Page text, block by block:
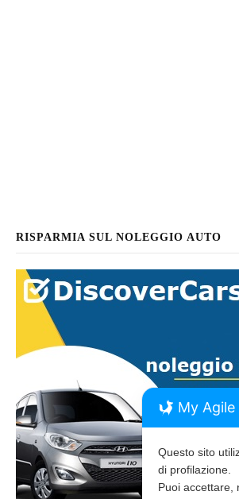
RISPARMIA SUL NOLEGGIO AUTO
My
Questo sito
di profilazione.
Puoi accettare,